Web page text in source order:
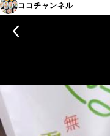
ココチャンネル